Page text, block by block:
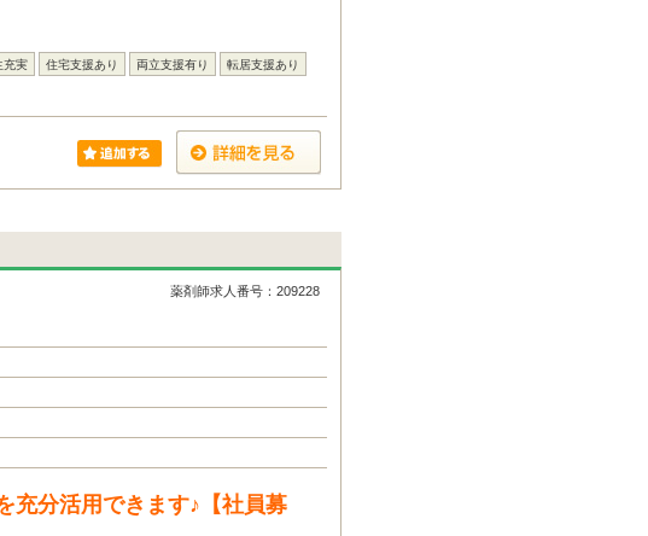
充実 住宅支援あり 両立支援有り 転居支援あり
薬剤師求人番号：209228
充分活用できます♪【社員募